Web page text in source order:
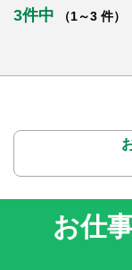
3件中
（1～3 件）
お仕